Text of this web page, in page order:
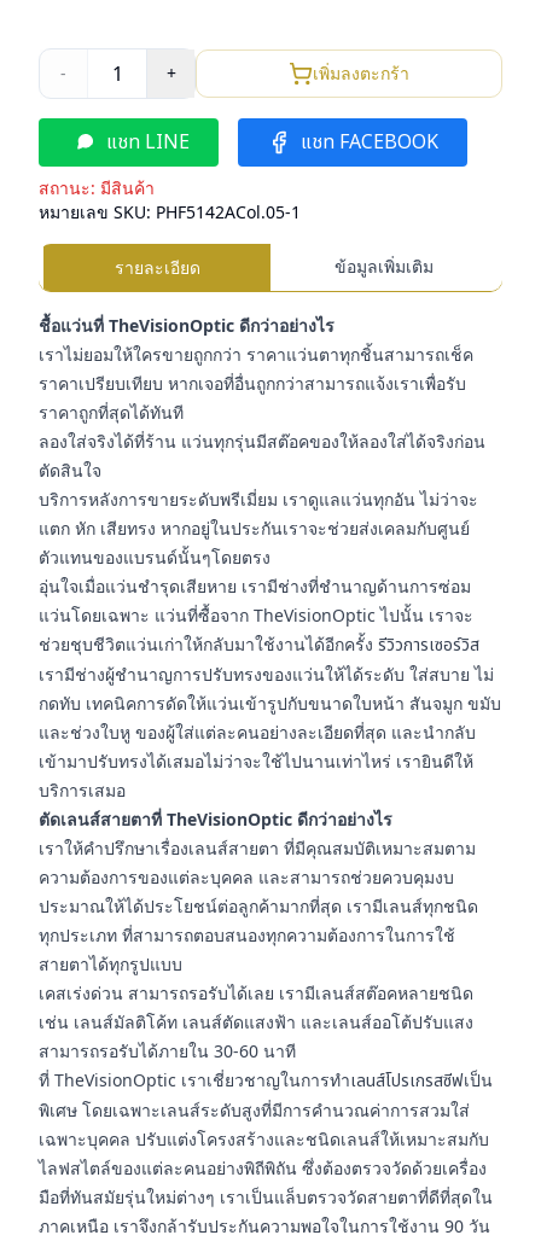
- 1 + เพิ่มลงตะกร้า
แชท LINE แชท FACEBOOK
สถานะ: มีสินค้า
หมายเลข SKU: PHF5142ACol.05-1
รายละเอียด ข้อมูลเพิ่มเติม
ชื้อแว่นที่ TheVisionOptic ดีกว่าอย่างไร
เราไม่ยอมให้ใครขายถูกกว่า ราคาแว่นตาทุกชิ้นสามารถเช็ค
ราคาเปรียบเทียบ หากเจอที่อื่นถูกกว่าสามารถแจ้งเราเพื่อรับ
ราคาถูกที่สุดได้ทันที
ลองใส่จริงได้ที่ร้าน แว่นทุกรุ่นมีสต๊อคของให้ลองใส่ได้จริงก่อน
ตัดสินใจ
บริการหลังการขายระดับพรีเมี่ยม เราดูแลแว่นทุกอัน ไม่ว่าจะ
แตก หัก เสียทรง หากอยู่ในประกันเราจะช่วยส่งเคลมกับศูนย์
ตัวแทนของแบรนด์นั้นๆโดยตรง
อุ่นใจเมื่อแว่นชำรุดเสียหาย เรามีช่างที่ชำนาญด้านการซ่อม
แว่นโดยเฉพาะ แว่นที่ซื้อจาก TheVisionOptic ไปนั้น เราจะ
ช่วยชุบชีวิตแว่นเก่าให้กลับมาใช้งานได้อีกครั้ง รีวิวการเซอร์วิส
เรามีช่างผู้ชำนาญการปรับทรงของแว่นให้ได้ระดับ ใส่สบาย ไม่
กดทับ เทคนิคการดัดให้แว่นเข้ารูปกับขนาดใบหน้า สันจมูก ขมับ
และช่วงใบหู ของผู้ใส่แต่ละคนอย่างละเอียดที่สุด และนำกลับ
เข้ามาปรับทรงได้เสมอไม่ว่าจะใช้ไปนานเท่าไหร่ เรายินดีให้
บริการเสมอ
ตัดเลนส์สายตาที่ TheVisionOptic ดีกว่าอย่างไร
เราให้คำปรึกษาเรื่องเลนส์สายตา ที่มีคุณสมบัติเหมาะสมตาม
ความต้องการของแต่ละบุคคล และสามารถช่วยควบคุมงบ
ประมาณให้ได้ประโยชน์ต่อลูกค้ามากที่สุด เรามีเลนส์ทุกชนิด
ทุกประเภท ที่สามารถตอบสนองทุกความต้องการในการใช้
สายตาได้ทุกรูปแบบ
เคสเร่งด่วน สามารถรอรับได้เลย เรามีเลนส์สต๊อคหลายชนิด
เช่น เลนส์มัลติโค้ท เลนส์ตัดแสงฟ้า และเลนส์ออโต้ปรับแสง
สามารถรอรับได้ภายใน 30-60 นาที
ที่ TheVisionOptic เราเชี่ยวชาญในการทำเลนส์โปรเกรสซีฟเป็น
พิเศษ โดยเฉพาะเลนส์ระดับสูงที่มีการคำนวณค่าการสวมใส่
เฉพาะบุคคล ปรับแต่งโครงสร้างและชนิดเลนส์ให้เหมาะสมกับ
ไลฟสไตล์ของแต่ละคนอย่างพิถีพิถัน ซึ่งต้องตรวจวัดด้วยเครื่อง
มือที่ทันสมัยรุ่นใหม่ต่างๆ เราเป็นแล็บตรวจวัดสายตาที่ดีที่สุดใน
ภาคเหนือ เราจึงกล้ารับประกันความพอใจในการใช้งาน 90 วัน